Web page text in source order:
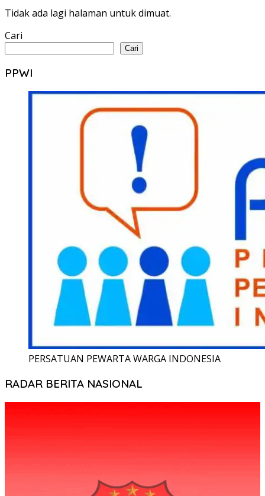
Tidak ada lagi halaman untuk dimuat.
Cari
Cari
PPWI
PERSATUAN PEWARTA WARGA INDONESIA
RADAR BERITA NASIONAL